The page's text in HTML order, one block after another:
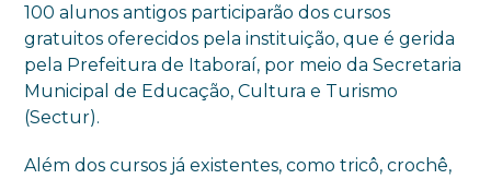
100 alunos antigos participarão dos cursos
gratuitos oferecidos pela instituição, que é gerida
pela Prefeitura de Itaboraí, por meio da Secretaria
Municipal de Educação, Cultura e Turismo
(Sectur).
Além dos cursos já existentes, como tricô, crochê,